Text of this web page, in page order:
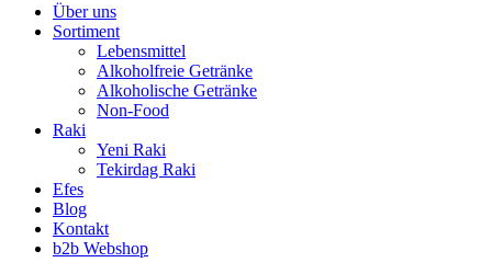
Über uns
Sortiment
Lebensmittel
Alkoholfreie Getränke
Alkoholische Getränke
Non-Food
Raki
Yeni Raki
Tekirdag Raki
Efes
Blog
Kontakt
b2b Webshop